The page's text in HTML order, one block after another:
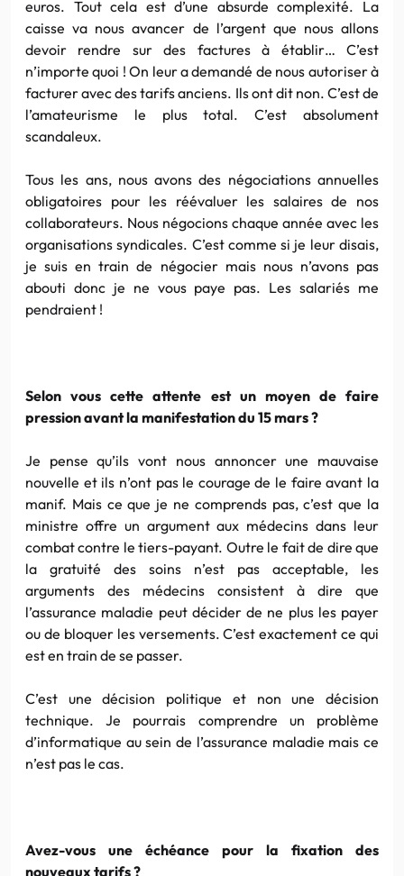
euros. Tout cela est d’une absurde complexité. La
caisse va nous avancer de l’argent que nous allons
devoir rendre sur des factures à établir… C’est
n’importe quoi ! On leur a demandé de nous autoriser à
facturer avec des tarifs anciens. Ils ont dit non. C’est de
l’amateurisme le plus total. C’est absolument
scandaleux.
Tous les ans, nous avons des négociations annuelles
obligatoires pour les réévaluer les salaires de nos
collaborateurs. Nous négocions chaque année avec les
organisations syndicales. C’est comme si je leur disais,
je suis en train de négocier mais nous n’avons pas
abouti donc je ne vous paye pas. Les salariés me
pendraient !
Selon vous cette attente est un moyen de faire
pression avant la manifestation du 15 mars ?
Je pense qu’ils vont nous annoncer une mauvaise
nouvelle et ils n’ont pas le courage de le faire avant la
manif. Mais ce que je ne comprends pas, c’est que la
ministre offre un argument aux médecins dans leur
combat contre le tiers-payant. Outre le fait de dire que
la gratuité des soins n’est pas acceptable, les
arguments des médecins consistent à dire que
l’assurance maladie peut décider de ne plus les payer
ou de bloquer les versements. C’est exactement ce qui
est en train de se passer.
C’est une décision politique et non une décision
technique. Je pourrais comprendre un problème
d’informatique au sein de l’assurance maladie mais ce
n’est pas le cas.
Avez-vous une échéance pour la fixation des
nouveaux tarifs ?